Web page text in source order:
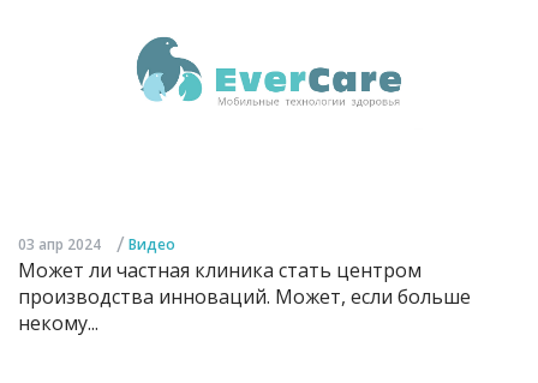
03 апр 2024 / Видео
Может ли частная клиника стать центром
производства инноваций. Может, если больше
некому...